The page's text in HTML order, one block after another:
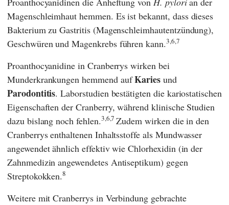
Magenschleimhaut hemmen. Es ist bekannt, dass dieses
Bakterium zu Gastritis (Magenschleimhautentzündung),
Geschwüren und Magenkrebs führen kann.3,6,7
Proanthocyanidine in Cranberrys wirken bei
Munderkrankungen hemmend aufKaries und
Parodontitis. Laborstudien bestätigten die kariostatischen
Eigenschaften der Cranberry, während klinische Studien
dazu bislang noch fehlen.3,6,7Zudem wirken die in den
Cranberrys enthaltenen Inhaltsstoffe als Mundwasser
angewendet ähnlich effektiv wie Chlorhexidin (in der
Zahnmedizin angewendetes Antiseptikum) gegen
Streptokokken.8
Weitere mit Cranberrys in Verbindung gebrachte